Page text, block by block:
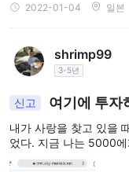
Sky-Markets 모든 계
합니다. 레버리지는 트
100달러의 예금으로
레버리지는 이익을 증
다. 레버리지를 현명하
요합니다.
2022-01-04 일본
shrimp99
3-5년
신고 여기에 투자
내가 사랑을 찾고 있을
었다. 지금 나는 5000